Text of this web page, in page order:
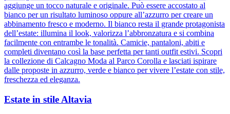
aggiunge un tocco naturale e originale. Può essere accostato al
bianco per un risultato luminoso oppure all’azzurro per creare un
abbinamento fresco e moderno. Il bianco resta il grande protagonista
dell’estate: illumina il look, valorizza l’abbronzatura e si combina
facilmente con entrambe le tonalità. Camicie, pantaloni, abiti e
completi diventano così la base perfetta per tanti outfit estivi. Scopri
la collezione di Calcagno Moda al Parco Corolla e lasciati ispirare
dalle proposte in azzurro, verde e bianco per vivere l’estate con stile,
freschezza ed eleganza.
Estate in stile Altavia